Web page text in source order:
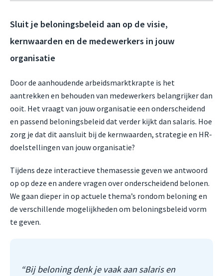
Sluit je beloningsbeleid aan op de visie,
kernwaarden en de medewerkers in jouw
organisatie
Door de aanhoudende arbeidsmarktkrapte is het
aantrekken en behouden van medewerkers belangrijker dan
ooit. Het vraagt van jouw organisatie een onderscheidend
en passend beloningsbeleid dat verder kijkt dan salaris. Hoe
zorg je dat dit aansluit bij de kernwaarden, strategie en HR-
doelstellingen van jouw organisatie?
Tijdens deze interactieve themasessie geven we antwoord
op op deze en andere vragen over onderscheidend belonen.
We gaan dieper in op actuele thema’s rondom beloning en
de verschillende mogelijkheden om beloningsbeleid vorm
te geven.
Bij beloning denk je vaak aan salaris en